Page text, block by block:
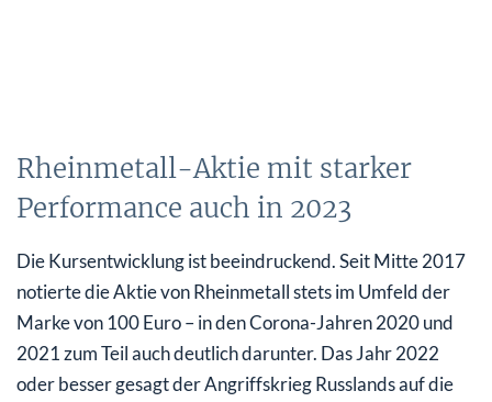
Rheinmetall-Aktie mit starker
Performance auch in 2023
Die Kursentwicklung ist beeindruckend. Seit Mitte 2017
notierte die Aktie von Rheinmetall stets im Umfeld der
Marke von 100 Euro – in den Corona-Jahren 2020 und
2021 zum Teil auch deutlich darunter. Das Jahr 2022
oder besser gesagt der Angriffskrieg Russlands auf die